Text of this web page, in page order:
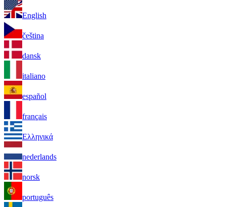
English
čeština
dansk
italiano
español
français
Ελληνικά
nederlands
norsk
português